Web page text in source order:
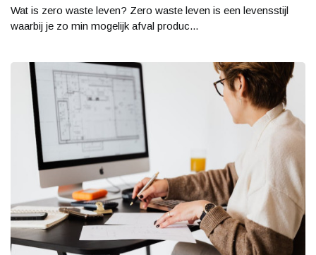
Wat is zero waste leven? Zero waste leven is een levensstijl
waarbij je zo min mogelijk afval produc...